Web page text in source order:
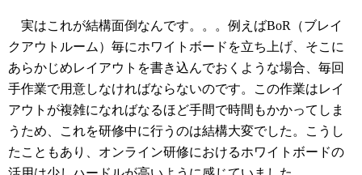
実はこれが結構面倒なんです。。。例えばBoR（ブレイ
クアウトルーム）毎にホワイトボードを立ち上げ、そこに
あらかじめレイアウトを書き込んでおくような場合、毎回
手作業で用意しなければならないのです。この作業はレイ
アウトが複雑になればなるほど手間で時間もかかってしま
うため、これを研修中に行うのは結構大変でした。こうし
たこともあり、オンライン研修におけるホワイトボードの